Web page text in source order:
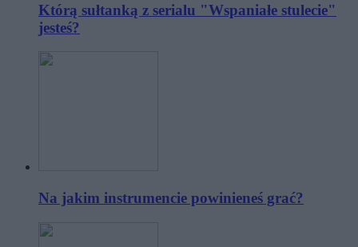
Którą sułtanką z serialu "Wspaniałe stulecie"
jesteś?
Na jakim instrumencie powinieneś grać?